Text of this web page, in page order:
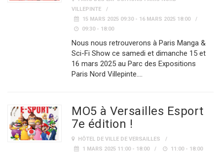
VILLEPINTE
15 MARS 2025 09:30 - 16 MARS 2025 18:00
09:30 - 18:00
Nous nous retrouverons à Paris Manga &
Sci-Fi Show ce samedi et dimanche 15 et
16 mars 2025 au Parc des Expositions
Paris Nord Villepinte.…
MO5 à Versailles Esport
7e édition !
HÔTEL DE VILLE DE VERSAILLES
1 MARS 2025 11:00 - 18:00
11:00 - 18:00